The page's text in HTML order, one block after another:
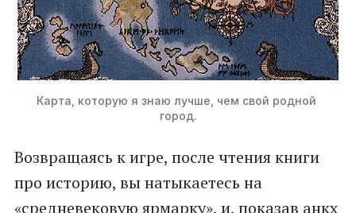
Карта, которую я знаю лучше, чем свой родной
город.
Возвращаясь к игре, после чтения книги
про историю, вы натыкаетесь на
«средневековую ярмарку», и, показав анкх